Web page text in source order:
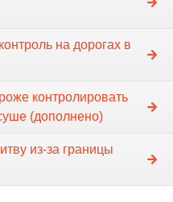
на дорогах в
контролировать
(дополнено)
из-за границы